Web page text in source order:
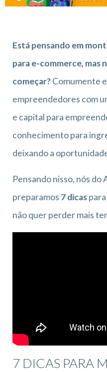
Está pensando em
para e-commerce, mas
começar?Comumente
empreendedores com
e capital para
conhecimento para
deixando a
Pensando nisso, nós do
preparamos 7 dicas
não quer perder mais
7 DICAS PARA